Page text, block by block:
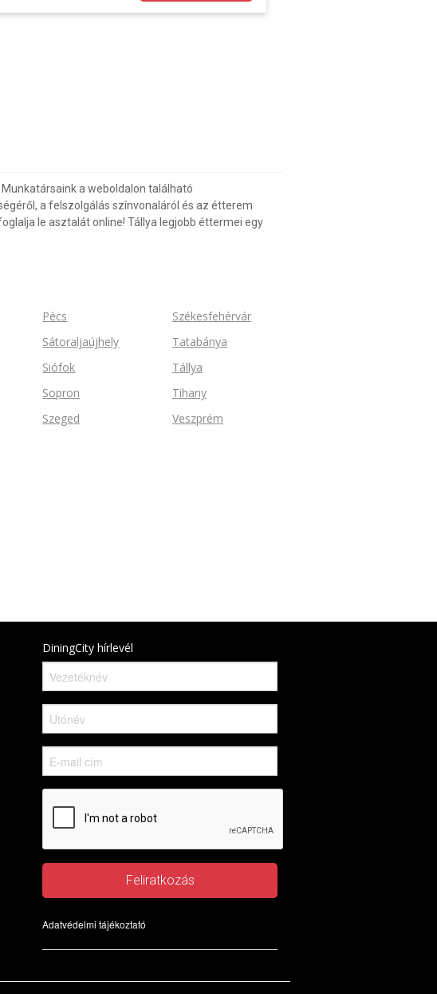
a weboldalon található
a felszolgálás színvonaláról és az étterem
le asztalát online! Tállya legjobb éttermei egy
Pécs
Sátoraljaújhely
Siófok
Sopron
Szeged
Székesfehérvár
Tatabánya
Tállya
Tihany
Veszprém
DiningCity hírlevél
Feliratkozás
Adatvédelmi tájékoztató